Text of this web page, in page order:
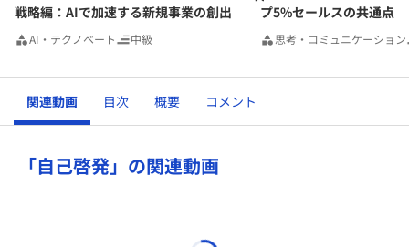
戦略編：AIで加速する新規事業の創出
AI・テクノベート 中級
プ5%セールスの共通点
思考・コミュニケーション
関連動画 目次 概要 コメント
「自己啓発」の関連動画